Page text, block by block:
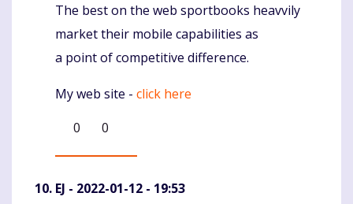
Komentaras
The best on the web sportbooks heavvily
market their mobile capabilities as
a point of competitive difference.
My web site - click here
0
0
EJ - 2022-01-12 - 19:53